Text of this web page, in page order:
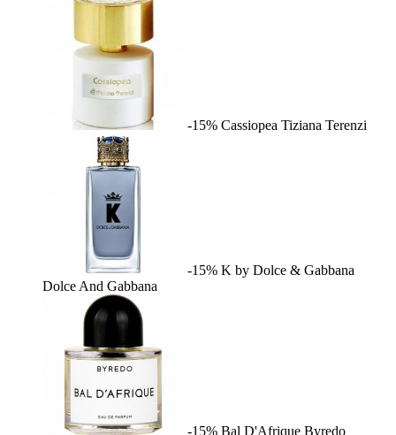
-15% Cassiopea Tiziana Terenzi
-15% K by Dolce & Gabbana
Dolce And Gabbana
-15% Bal D'Afrique Byredo